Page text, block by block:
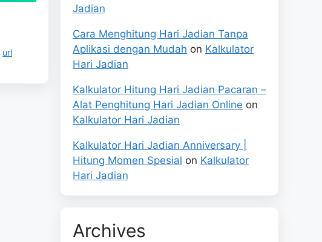
url
Jadian
Cara Menghitung Hari Jadian Tanpa
Aplikasi dengan Mudah on Kalkulator
Hari Jadian
Kalkulator Hitung Hari Jadian Pacaran –
Alat Penghitung Hari Jadian Online on
Kalkulator Hari Jadian
Kalkulator Hari Jadian Anniversary |
Hitung Momen Spesial on Kalkulator
Hari Jadian
Archives